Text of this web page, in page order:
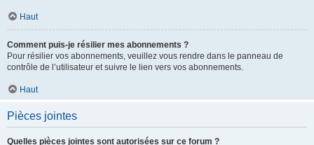
Haut
Comment puis-je résilier mes abonnements ?
Pour résilier vos abonnements, veuillez vous rendre dans le panneau de
contrôle de l’utilisateur et suivre le lien vers vos abonnements.
Haut
Pièces jointes
Quelles pièces jointes sont autorisées sur ce forum ?